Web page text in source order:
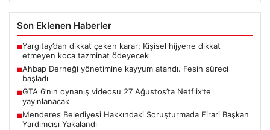
Son Eklenen Haberler
■Yargıtay’dan dikkat çeken karar: Kişisel hijyene dikkat
etmeyen koca tazminat ödeyecek
■Ahbap Derneği yönetimine kayyum atandı. Fesih süreci
başladı
■GTA 6’nın oynanış videosu 27 Ağustos’ta Netflix’te
yayınlanacak
■Menderes Belediyesi Hakkındaki Soruşturmada Firari Başkan
Yardımcısı Yakalandı